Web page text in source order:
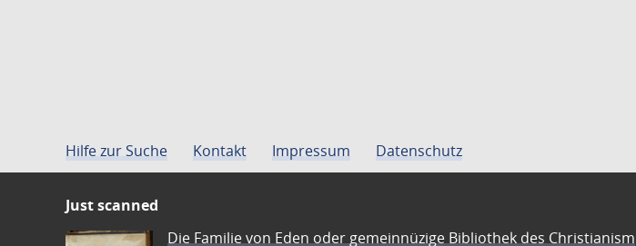
Hilfe zur Suche Kontakt Impressum Datenschutz
Just scanned
Die Familie von Eden oder gemeinnüzige Bibliothek des Christianism